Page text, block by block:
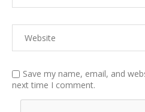
Save my name, email, and
next time I comment.